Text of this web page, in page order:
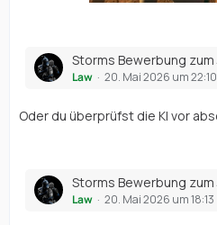
Storms Bewerbung
Law 20. Mai 2026 um 22:10
Oder du überprüfst die KI vor
Storms Bewerbung
Law 20. Mai 2026 um 18:13